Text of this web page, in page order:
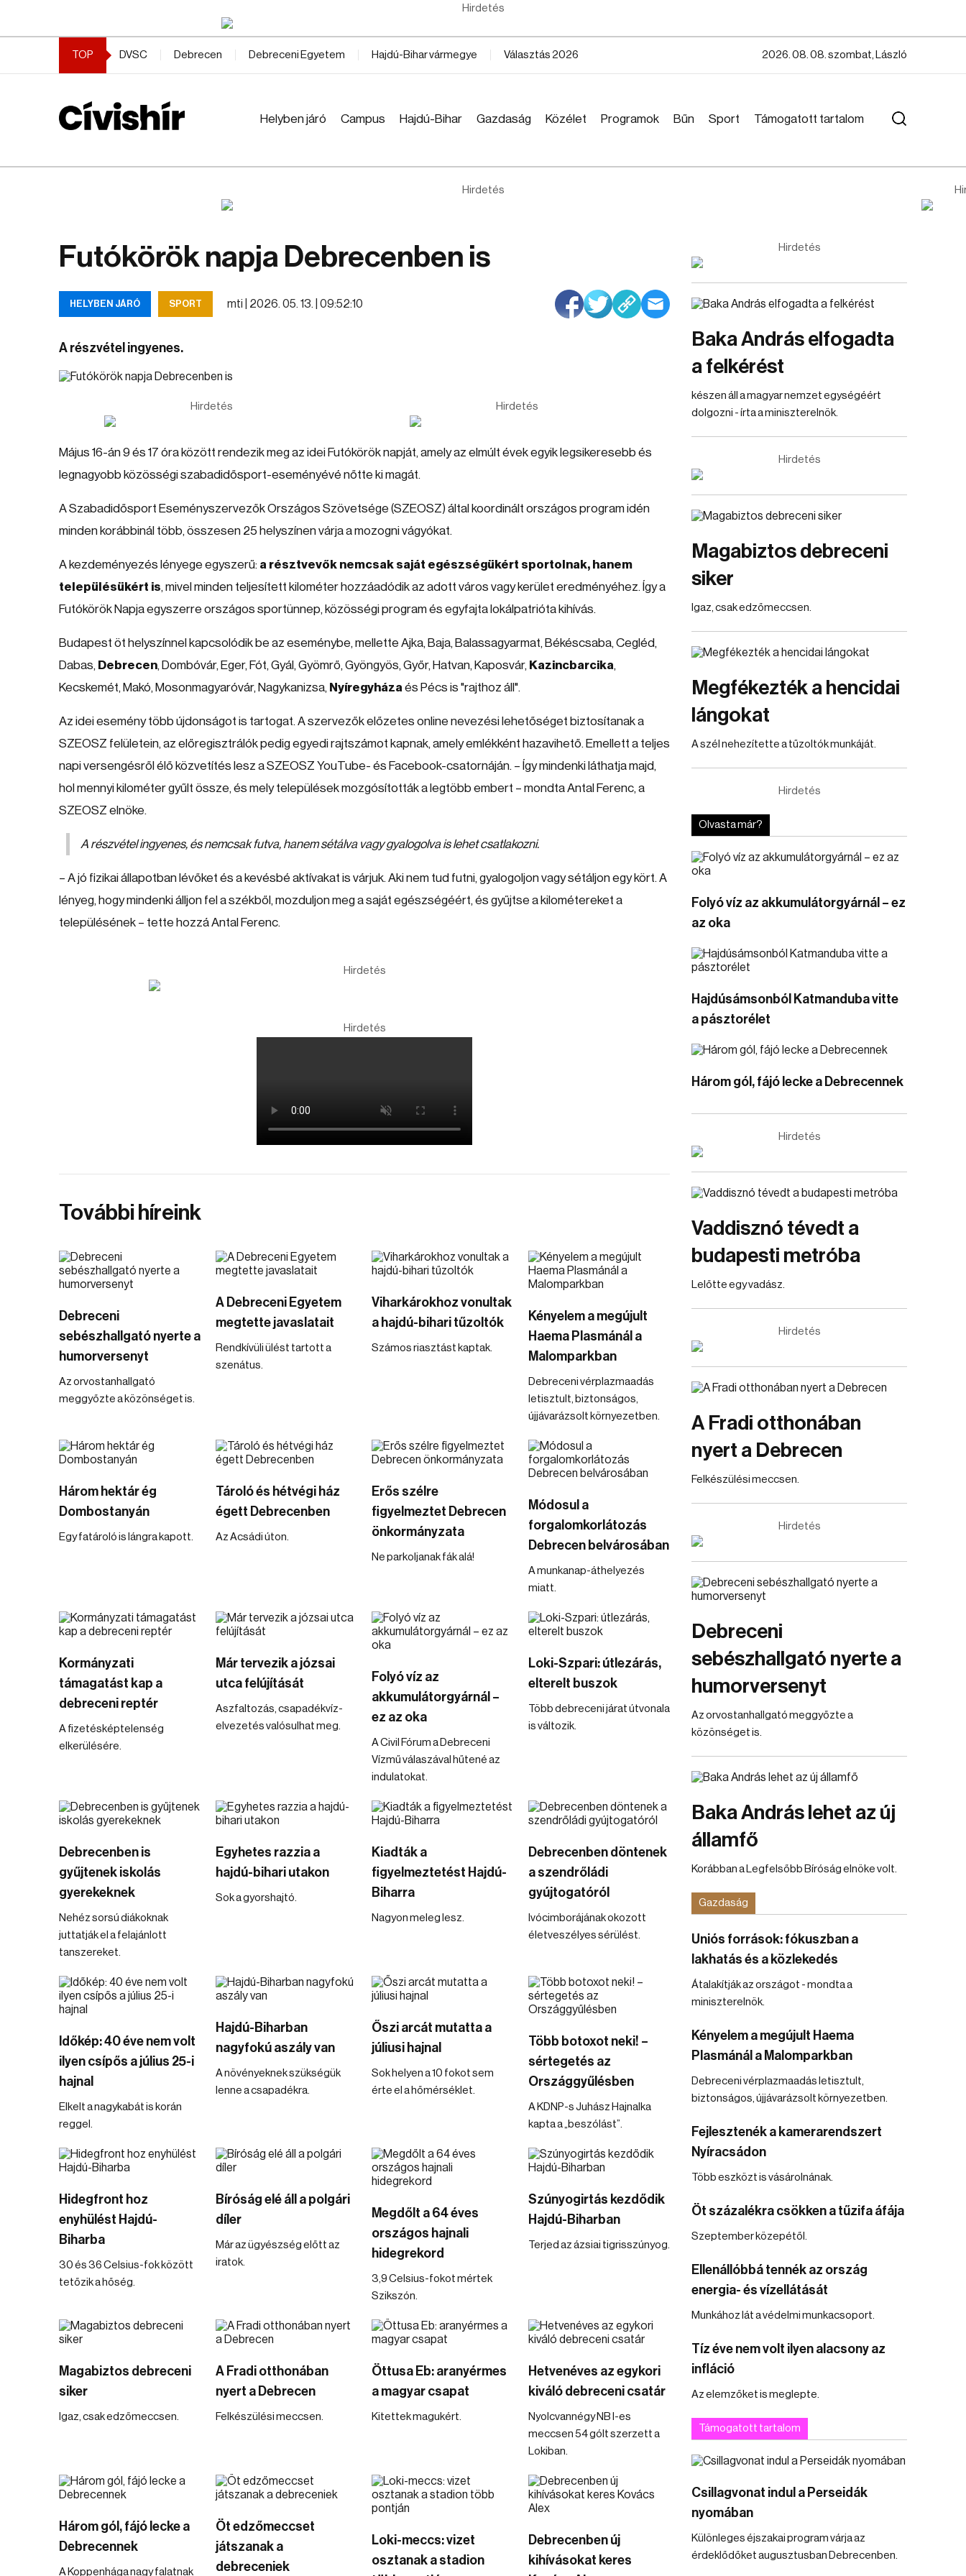
Hirdetés
TOP DVSC Debrecen Debreceni Egyetem Hajdú-Bihar vármegye Választás 2026 2026. 08. 08. szombat, László
Helyben járó Campus Hajdú-Bihar Gazdaság Közélet Programok Bűn Sport Támogatott tartalom
Hirdetés
Futókörök napja Debrecenben is
HELYBEN JÁRÓ SPORT mti | 2026. 05. 13. | 09:52:10
A részvétel ingyenes.
Hirdetés Hirdetés
Május 16-án 9 és 17 óra között rendezik meg az idei Futókörök napját, amely az elmúlt évek egyik legsikeresebb és
legnagyobb közösségi szabadidősport-eseményévé nőtte ki magát.
A Szabadidősport Eseményszervezők Országos Szövetsége (SZEOSZ) által koordinált országos program idén
minden korábbinál több, összesen 25 helyszínen várja a mozogni vágyókat.
A kezdeményezés lényege egyszerű: a résztvevők nemcsak saját egészségükért sportolnak, hanem
településükért is, mivel minden teljesített kilométer hozzáadódik az adott város vagy kerület eredményéhez. Így a
Futókörök Napja egyszerre országos sportünnep, közösségi program és egyfajta lokálpatrióta kihívás.
Budapest öt helyszínnel kapcsolódik be az eseménybe, mellette Ajka, Baja, Balassagyarmat, Békéscsaba, Cegléd,
Dabas, Debrecen, Dombóvár, Eger, Fót, Gyál, Gyömrő, Gyöngyös, Győr, Hatvan, Kaposvár, Kazincbarcika,
Kecskemét, Makó, Mosonmagyaróvár, Nagykanizsa, Nyíregyháza és Pécs is "rajthoz áll".
Az idei esemény több újdonságot is tartogat. A szervezők előzetes online nevezési lehetőséget biztosítanak a
SZEOSZ felületein, az előregisztrálók pedig egyedi rajtszámot kapnak, amely emlékként hazavihető. Emellett a teljes
napi versengésről élő közvetítés lesz a SZEOSZ YouTube- és Facebook-csatornáján. – Így mindenki láthatja majd,
hol mennyi kilométer gyűlt össze, és mely települések mozgósították a legtöbb embert – mondta Antal Ferenc, a
SZEOSZ elnöke.
A részvétel ingyenes, és nemcsak futva, hanem sétálva vagy gyalogolva is lehet csatlakozni.
– A jó fizikai állapotban lévőket és a kevésbé aktívakat is várjuk. Aki nem tud futni, gyalogoljon vagy sétáljon egy kört. A
lényeg, hogy mindenki álljon fel a székből, mozduljon meg a saját egészségéért, és gyűjtse a kilométereket a
településének – tette hozzá Antal Ferenc.
Hirdetés
Hirdetés
További híreink
Debreceni
sebészhallgató nyerte a
humorversenyt
Az orvostanhallgató
meggyőzte a közönséget is.
A Debreceni Egyetem
megtette javaslatait
Rendkívüli ülést tartott a
szenátus.
Viharkárokhoz vonultak
a hajdú-bihari tűzoltók
Számos riasztást kaptak.
Kényelem a megújult
Haema Plasmánál a
Malomparkban
Debreceni vérplazmaadás
letisztult, biztonságos,
újjávarázsolt környezetben.
Három hektár ég
Dombostanyán
Egy fatároló is lángra kapott.
Tároló és hétvégi ház
égett Debrecenben
Az Acsádi úton.
Erős szélre
figyelmeztet Debrecen
önkormányzata
Ne parkoljanak fák alá!
Módosul a
forgalomkorlátozás
Debrecen belvárosában
A munkanap-áthelyezés
miatt.
Kormányzati
támagatást kap a
debreceni reptér
A fizetésképtelenség
elkerülésére.
Már tervezik a józsai
utca felújítását
Aszfaltozás, csapadékvíz-
elvezetés valósulhat meg.
Folyó víz az
akkumulátorgyárnál –
ez az oka
A Civil Fórum a Debreceni
Vízmű válaszával hűtené az
indulatokat.
Loki-Szpari: útlezárás,
elterelt buszok
Több debreceni járat útvonala
is változik.
Debrecenben is
gyűjtenek iskolás
gyerekeknek
Nehéz sorsú diákoknak
juttatják el a felajánlott
tanszereket.
Egyhetes razzia a
hajdú-bihari utakon
Sok a gyorshajtó.
Kiadták a
figyelmeztetést Hajdú-
Biharra
Nagyon meleg lesz.
Debrecenben döntenek
a szendrőládi
gyújtogatóról
Ivócimborájának okozott
életveszélyes sérülést.
Időkép: 40 éve nem volt
ilyen csípős a július 25-i
hajnal
Elkelt a nagykabát is korán
reggel.
Hajdú-Biharban
nagyfokú aszály van
A növényeknek szükségük
lenne a csapadékra.
Őszi arcát mutatta a
júliusi hajnal
Sok helyen a 10 fokot sem
érte el a hőmérséklet.
Több botoxot neki! –
sértegetés az
Országgyűlésben
A KDNP-s Juhász Hajnalka
kapta a „beszólást”.
Hidegfront hoz
enyhülést Hajdú-
Biharba
30 és 36 Celsius-fok között
tetőzik a hőség.
Bíróság elé áll a polgári
díler
Már az ügyészség előtt az
iratok.
Megdőlt a 64 éves
országos hajnali
hidegrekord
3,9 Celsius-fokot mértek
Szikszón.
Szúnyogirtás kezdődik
Hajdú-Biharban
Terjed az ázsiai tigrisszúnyog.
Magabiztos debreceni
siker
Igaz, csak edzőmeccsen.
A Fradi otthonában
nyert a Debrecen
Felkészülési meccsen.
Öttusa Eb: aranyérmes
a magyar csapat
Kitettek magukért.
Hetvenéves az egykori
kiváló debreceni csatár
Nyolcvannégy NB I-es
meccsen 54 gólt szerzett a
Lokiban.
Három gól, fájó lecke a
Debrecennek
A Koppenhága nagy falatnak
Öt edzőmeccset
játszanak a
debreceniek
Loki-meccs: vizet
osztanak a stadion
Debrecenben új
kihívásokat keres
Hirdetés
Baka András elfogadta
a felkérést
készen áll a magyar nemzet egységéért
dolgozni - írta a miniszterelnök.
Hirdetés
Magabiztos debreceni
siker
Igaz, csak edzőmeccsen.
Megfékezték a hencidai
lángokat
A szél nehezítette a tűzoltók munkáját.
Hirdetés
Olvasta már?
Folyó víz az akkumulátorgyárnál – ez
az oka
Hajdúsámsonból Katmanduba vitte
a pásztorélet
Három gól, fájó lecke a Debrecennek
Hirdetés
Vaddisznó tévedt a
budapesti metróba
Lelőtte egy vadász.
Hirdetés
A Fradi otthonában
nyert a Debrecen
Felkészülési meccsen.
Hirdetés
Debreceni
sebészhallgató nyerte a
humorversenyt
Az orvostanhallgató meggyőzte a
közönséget is.
Baka András lehet az új
államfő
Korábban a Legfelsőbb Bíróság elnöke volt.
Gazdaság
Uniós források: fókuszban a
lakhatás és a közlekedés
Átalakítják az országot - mondta a
miniszterelnök.
Kényelem a megújult Haema
Plasmánál a Malomparkban
Debreceni vérplazmaadás letisztult,
biztonságos, újjávarázsolt környezetben.
Fejlesztenék a kamerarendszert
Nyíracsádon
Több eszközt is vásárolnának.
Öt százalékra csökken a tűzifa áfája
Szeptember közepétől.
Ellenállóbbá tennék az ország
energia- és vízellátását
Munkához lát a védelmi munkacsoport.
Tíz éve nem volt ilyen alacsony az
infláció
Az elemzőket is meglepte.
Támogatott tartalom
Csillagvonat indul a Perseidák
nyomában
Különleges éjszakai program várja az
érdeklődőket augusztusban Debrecenben.